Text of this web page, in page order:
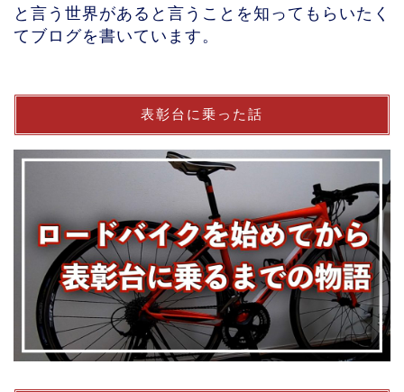
と言う世界があると言うことを知ってもらいたく
てブログを書いています。
表彰台に乗った話